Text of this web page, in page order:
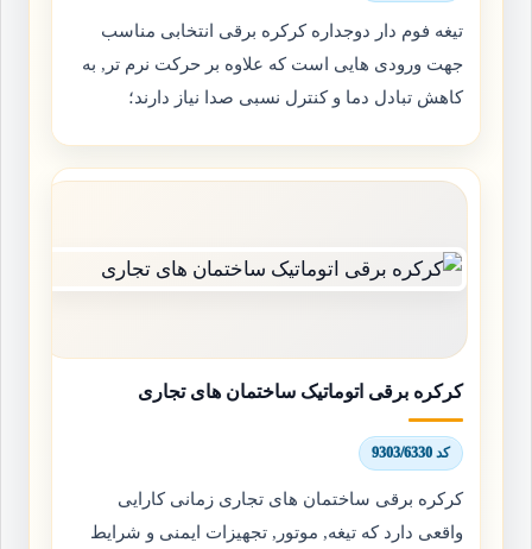
تیغه فوم دار دوجداره کرکره برقی انتخابی مناسب
جهت ورودی هایی است که علاوه بر حرکت نرم تر, به
کاهش تبادل دما و کنترل نسبی صدا نیاز دارند؛
کرکره برقی اتوماتیک ساختمان های تجاری
کد 9303/6330
کرکره برقی ساختمان های تجاری زمانی کارایی
واقعی دارد که تیغه, موتور, تجهیزات ایمنی و شرایط